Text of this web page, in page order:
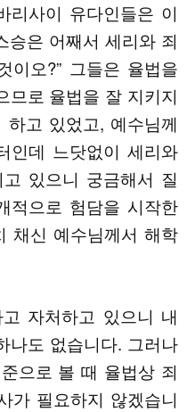
리사이 유다인들은 이
승은 어째서 세리와 죄
이오?” 그들은 율법을
므로 율법을 잘 지키지
고 있었고, 예수님께
인데 느닷없이 세리와
있으니 궁금해서 질
적으로 험담을 시작한
채신 예수님께서 해학
자처하고 있으니 내
나도 없습니다. 그러나
으로 볼 때 율법상 죄
가 필요하지 않겠습니